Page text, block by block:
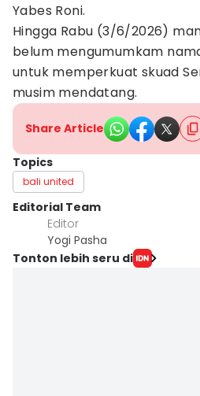
Yabes Roni.
Hingga Rabu (3/6/2026)
belum mengumumkam
untuk memperkuat skuad
musim mendatang.
Share Article
Topics
bali united
Editorial Team
Editor
Yogi Pasha
Tonton lebih seru di